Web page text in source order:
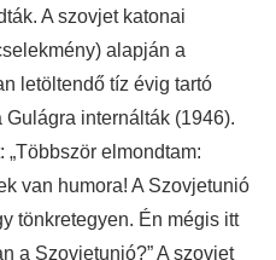
A szovjet katonai
alapján a
letöltendő tíz évig tartó
internálták (1946).
elmondtam:
van humora! A Szovjetunió
tönkretegyen. Én mégis itt
a Szovjetunió?” A szovjet